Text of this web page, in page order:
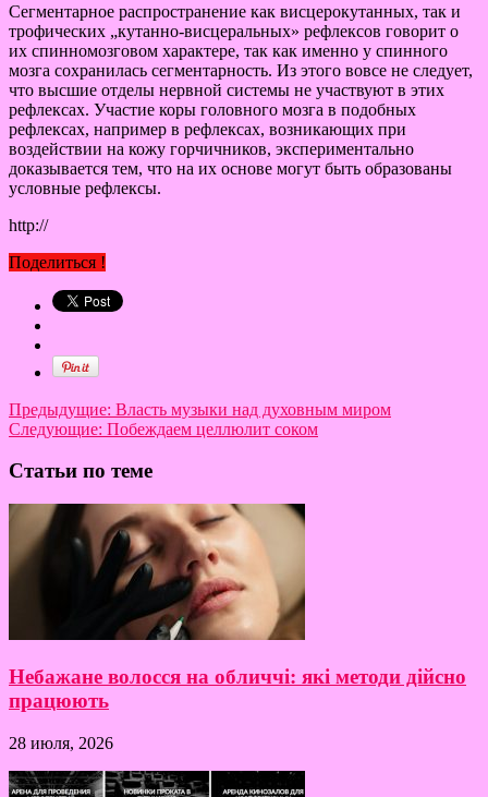
Сегментарное распространение как висцерокутанных, так и
трофических „кутанно-висцеральных» рефлексов говорит о
их спинномозговом характере, так как именно у спинного
мозга сохранилась сегментарность. Из этого вовсе не следует,
что высшие отделы нервной системы не участвуют в этих
рефлексах. Участие коры головного мозга в подобных
рефлексах, например в рефлексах, возникающих при
воздействии на кожу горчичников, экспериментально
доказывается тем, что на их основе могут быть образованы
условные рефлексы.
http://
Поделиться !
Предыдущие: Власть музыки над духовным миром
Следующие: Побеждаем целлюлит соком
Статьи по теме
Небажане волосся на обличчі: які методи дійсно
працюють
28 июля, 2026